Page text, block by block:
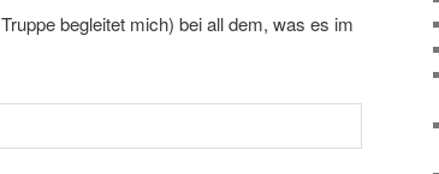
begleitet mich) bei all dem, was es im